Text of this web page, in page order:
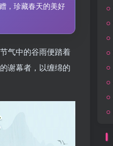
，珍藏春天的美好
气中的谷雨便踏着
谢幕者，以缠绵的